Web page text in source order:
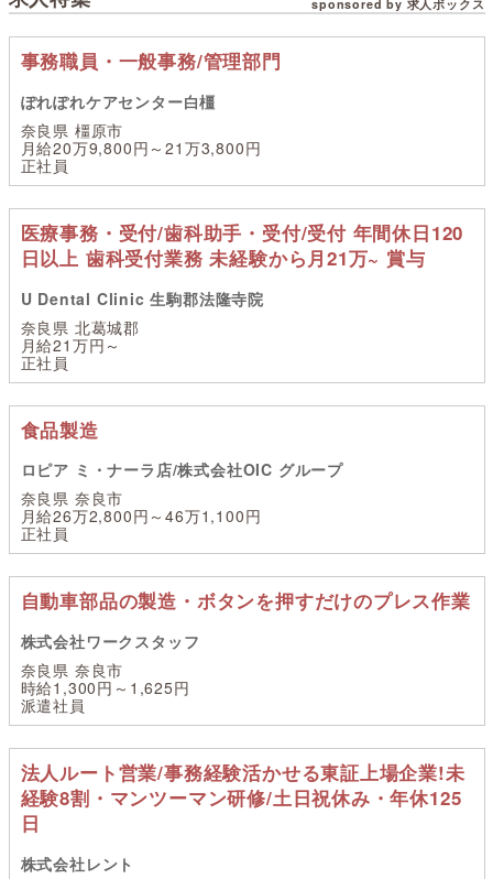
sponsored by 求人ボックス
事務職員・一般事務/管理部門
ぽれぽれケアセンター白橿
奈良県 橿原市
月給20万9,800円～21万3,800円
正社員
医療事務・受付/歯科助手・受付/受付 年間休日120
日以上 歯科受付業務 未経験から月21万~ 賞与
U Dental Clinic 生駒郡法隆寺院
奈良県 北葛城郡
月給21万円～
正社員
食品製造
ロピア ミ・ナーラ店/株式会社OIC グループ
奈良県 奈良市
月給26万2,800円～46万1,100円
正社員
自動車部品の製造・ボタンを押すだけのプレス作業
株式会社ワークスタッフ
奈良県 奈良市
時給1,300円～1,625円
派遣社員
法人ルート営業/事務経験活かせる東証上場企業!未
経験8割・マンツーマン研修/土日祝休み・年休125
日
株式会社レント